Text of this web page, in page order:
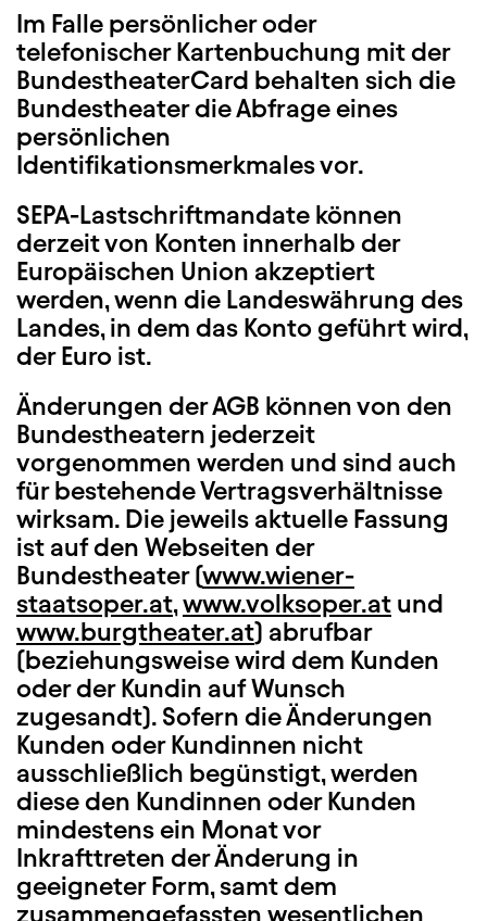
Im Falle persönlicher oder
telefonischer Kartenbuchung mit der
BundestheaterCard behalten sich die
Bundestheater die Abfrage eines
persönlichen
Identifikationsmerkmales vor.
SEPA-Lastschriftmandate können
derzeit von Konten innerhalb der
Europäischen Union akzeptiert
werden, wenn die Landeswährung des
Landes, in dem das Konto geführt wird,
der Euro ist.
Änderungen der AGB können von den
Bundestheatern jederzeit
vorgenommen werden und sind auch
für bestehende Vertragsverhältnisse
wirksam. Die jeweils aktuelle Fassung
ist auf den Webseiten der
Bundestheater (www.wiener-
staatsoper.at,www.volksoper.at und
www.burgtheater.at) abrufbar
(beziehungsweise wird dem Kunden
oder der Kundin auf Wunsch
zugesandt). Sofern die Änderungen
Kunden oder Kundinnen nicht
ausschließlich begünstigt, werden
diese den Kundinnen oder Kunden
mindestens ein Monat vor
Inkrafttreten der Änderung in
geeigneter Form, samt dem
zusammengefassten wesentlichen